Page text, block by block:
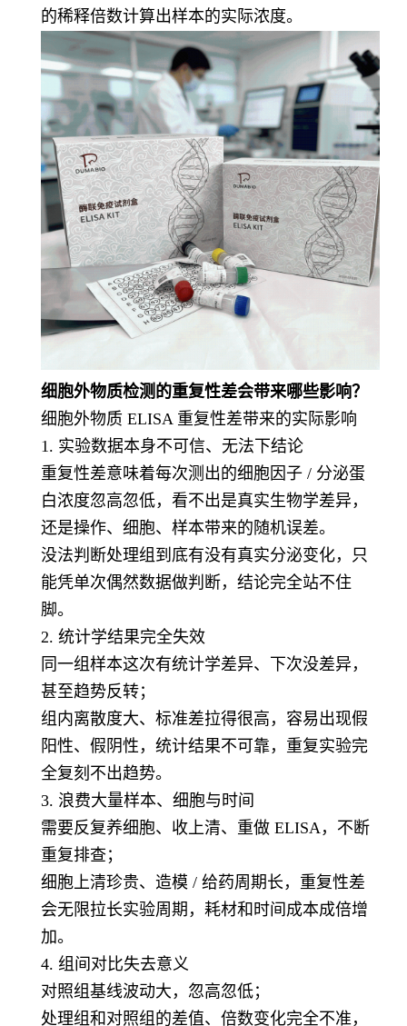
的稀释倍数计算出样本的实际浓度。
细胞外物质检测的重复性差会带来哪些影响？
细胞外物质 ELISA 重复性差带来的实际影响
1. 实验数据本身不可信、无法下结论
重复性差意味着每次测出的细胞因子 / 分泌蛋
白浓度忽高忽低，看不出是真实生物学差异，
还是操作、细胞、样本带来的随机误差。
没法判断处理组到底有没有真实分泌变化，只
能凭单次偶然数据做判断，结论完全站不住
脚。
2. 统计学结果完全失效
同一组样本这次有统计学差异、下次没差异，
甚至趋势反转；
组内离散度大、标准差拉得很高，容易出现假
阳性、假阴性，统计结果不可靠，重复实验完
全复刻不出趋势。
3. 浪费大量样本、细胞与时间
需要反复养细胞、收上清、重做 ELISA，不断
重复排查；
细胞上清珍贵、造模 / 给药周期长，重复性差
会无限拉长实验周期，耗材和时间成本成倍增
加。
4. 组间对比失去意义
对照组基线波动大，忽高忽低；
处理组和对照组的差值、倍数变化完全不准，